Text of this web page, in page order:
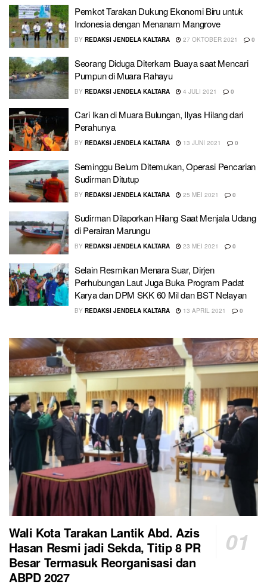
Pemkot Tarakan Dukung Ekonomi Biru untuk
Indonesia dengan Menanam Mangrove
BY REDAKSI JENDELA KALTARA 27 OKTOBER 2021 0
Seorang Diduga Diterkam Buaya saat Mencari
Pumpun di Muara Rahayu
BY REDAKSI JENDELA KALTARA 4 JULI 2021 0
Cari Ikan di Muara Bulungan, Ilyas Hilang dari
Perahunya
BY REDAKSI JENDELA KALTARA 13 JUNI 2021 0
Seminggu Belum Ditemukan, Operasi Pencarian
Sudirman Ditutup
BY REDAKSI JENDELA KALTARA 25 MEI 2021 0
Sudirman Dilaporkan Hilang Saat Menjala Udang
di Perairan Marungu
BY REDAKSI JENDELA KALTARA 23 MEI 2021 0
Selain Resmikan Menara Suar, Dirjen
Perhubungan Laut Juga Buka Program Padat
Karya dan DPM SKK 60 Mil dan BST Nelayan
BY REDAKSI JENDELA KALTARA 13 APRIL 2021 0
Wali Kota Tarakan Lantik Abd. Azis
Hasan Resmi jadi Sekda, Titip 8 PR
Besar Termasuk Reorganisasi dan
ABPD 2027